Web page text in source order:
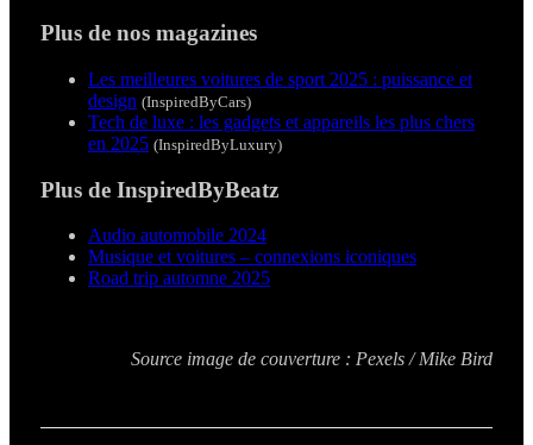
Plus de nos magazines
Les meilleures voitures de sport 2025 : puissance et
design (InspiredByCars)
Tech de luxe : les gadgets et appareils les plus chers
en 2025 (InspiredByLuxury)
Plus de InspiredByBeatz
Audio automobile 2024
Musique et voitures – connexions iconiques
Road trip automne 2025
Source image de couverture : Pexels / Mike Bird